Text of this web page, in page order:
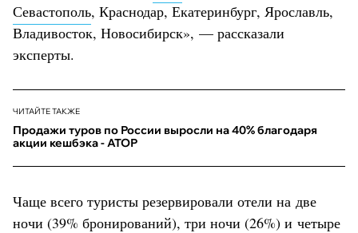
Севастополь, Краснодар, Екатеринбург, Ярославль,
Владивосток, Новосибирск», — рассказали
эксперты.
ЧИТАЙТЕ ТАКЖЕ
Продажи туров по России выросли на 40% благодаря
акции кешбэка - АТОР
Чаще всего туристы резервировали отели на две
ночи (39% бронирований), три ночи (26%) и четыре